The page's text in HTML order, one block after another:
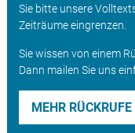
Sie bitte unsere
Zeiträume eingrenzen.
Sie wissen von einem
Dann mailen Sie uns
MEHR RÜCKRUFE